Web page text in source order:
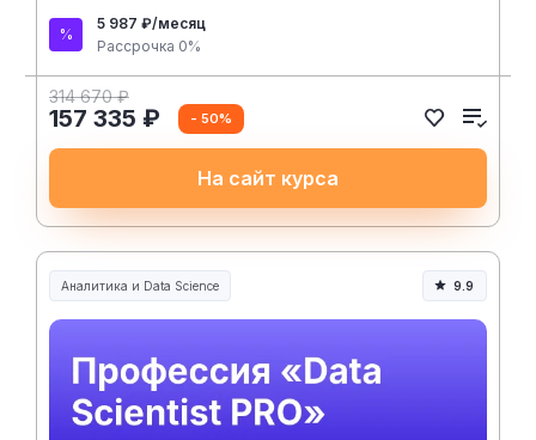
5 987 ₽/месяц
Рассрочка 0%
314 670 ₽
157 335 ₽ - 50%
На сайт курса
Аналитика и Data Science 9.9